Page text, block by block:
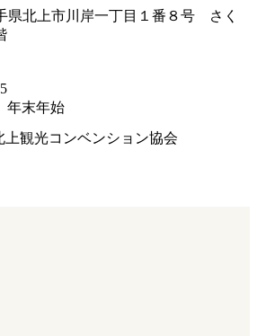
県北上市川岸一丁目１番８号 さく
年末年始
上観光コンベンション協会